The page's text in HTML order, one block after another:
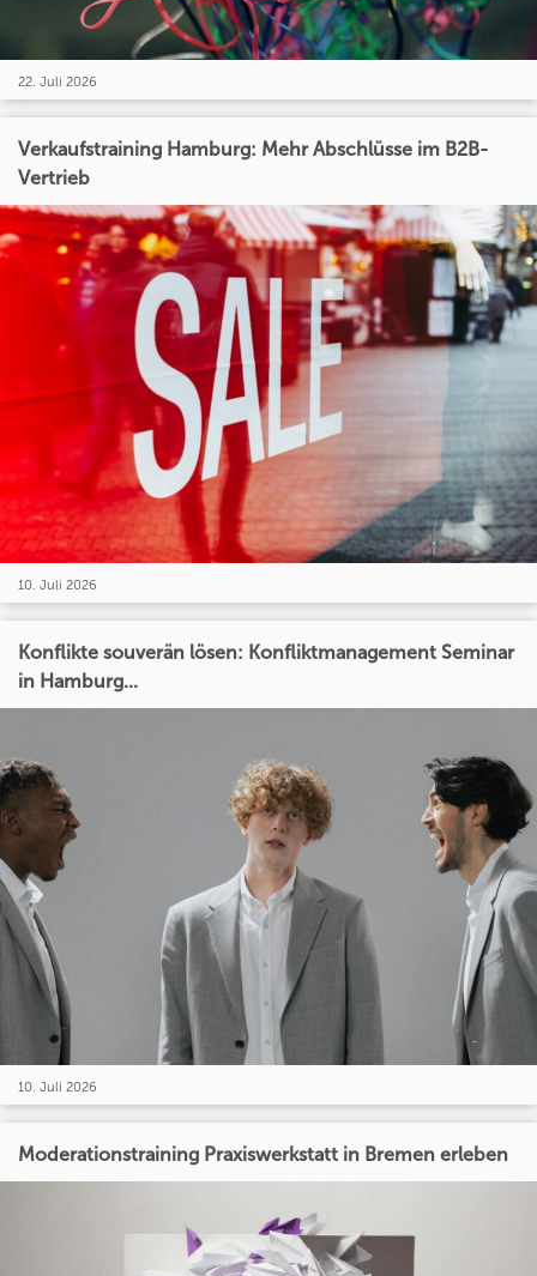
22. Juli 2026
Verkaufstraining Hamburg: Mehr Abschlüsse im B2B-
Vertrieb
10. Juli 2026
Konflikte souverän lösen: Konfliktmanagement Seminar
in Hamburg...
10. Juli 2026
Moderationstraining Praxiswerkstatt in Bremen erleben